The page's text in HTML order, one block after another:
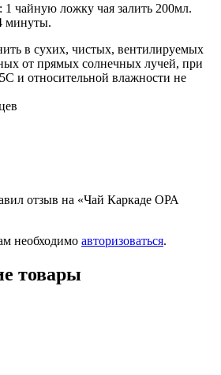
чайную ложку чая залить 200мл.
минуты.
в сухих, чистых, вентилируемых
от прямых солнечных лучей, при
и относительной влажности не
отзыв на «Чай Каркаде ОРА
необходимо авторизоваться.
товары